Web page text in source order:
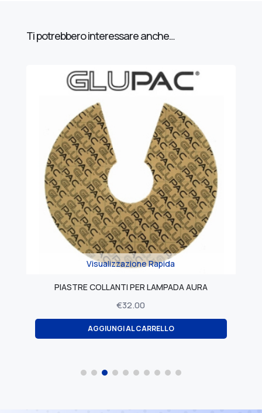
Ti potrebbero interessare anche…
Visualizzazione Rapida
PIASTRE COLLANTI PER LAMPADA AURA
€32.00
AGGIUNGI AL CARRELLO